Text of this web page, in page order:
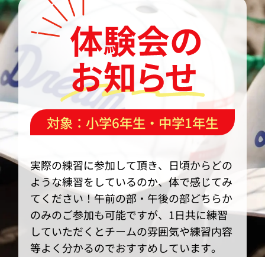
対象：小学6年生・中学1年生
実際の練習に参加して頂き、日頃からどの
ような練習をしているのか、体で感じてみ
てください！午前の部・午後の部どちらか
のみのご参加も可能ですが、1日共に練習
していただくとチームの雰囲気や練習内容
等よく分かるのでおすすめしています。